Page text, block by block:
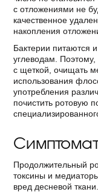
с отложениями не
качественное
накопления
Бактерии питаются
углеводам. Поэтому,
с щеткой, очищать
использования
употребления
почистить ротовую
Продолжительный
токсины и
вред десневой